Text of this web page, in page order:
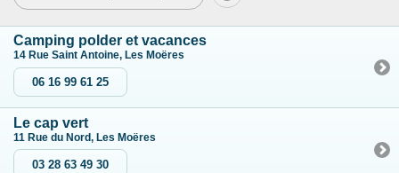
Camping polder et vacances
14 Rue Saint Antoine, Les Moëres
06 16 99 61 25
Le cap vert
11 Rue du Nord, Les Moëres
03 28 63 49 30